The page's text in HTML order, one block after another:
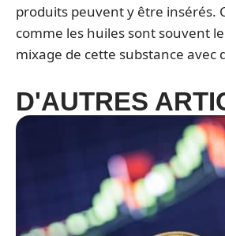
produits peuvent y être insérés.
comme les huiles sont souvent
mixage de cette substance avec
D'AUTRES